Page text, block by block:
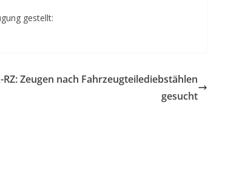
gestellt:
RZ: Zeugen nach Fahrzeugteilediebstählen
gesucht